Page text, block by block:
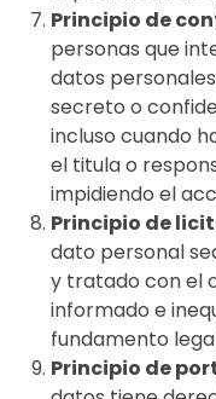
Principio de
personas que
datos
secreto o
incluso cuando
el titula o
impidiendo el
Principio de
dato personal
y tratado con el
informado e
fundamento
Principio de